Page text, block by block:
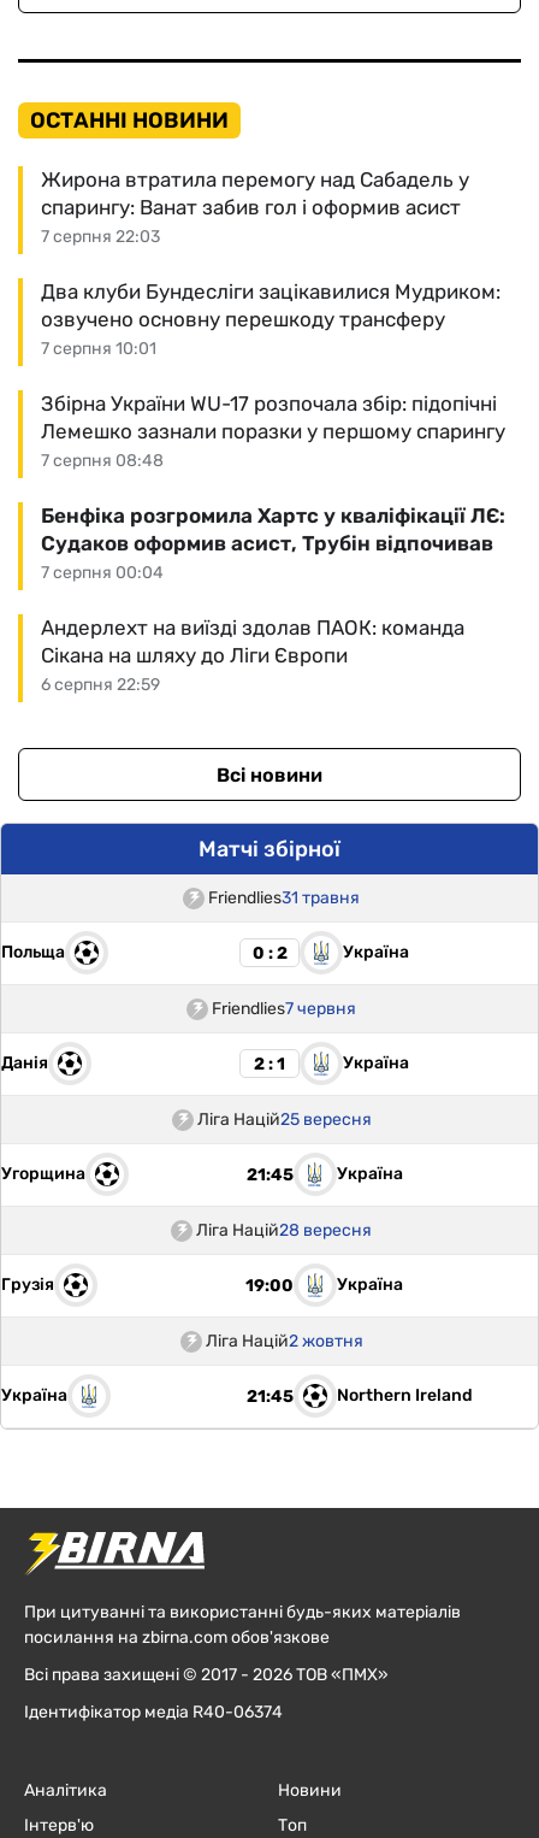
ОСТАННІ НОВИНИ
7 серпня 22:03
Жирона втратила перемогу над Сабадель у
спарингу: Ванат забив гол і оформив асист
7 серпня 10:01
Два клуби Бундесліги зацікавилися Мудриком:
озвучено основну перешкоду трансферу
7 серпня 08:48
Збірна України WU-17 розпочала збір: підопічні
Лемешко зазнали поразки у першому спарингу
7 серпня 00:04
Бенфіка розгромила Хартс у кваліфікації ЛЄ:
Судаков оформив асист, Трубін відпочивав
6 серпня 22:59
Андерлехт на виїзді здолав ПАОК: команда
Сікана на шляху до Ліги Європи
Всі новини
Матчі збірної
Friendlies31 травня
Польща 0 : 2 Україна
Friendlies7 червня
Данія 2 : 1 Україна
Ліга Націй25 вересня
Угорщина 21:45 Україна
Ліга Націй28 вересня
Грузія 19:00 Україна
Ліга Націй2 жовтня
Україна 21:45 Northern Ireland
При цитуванні та використанні будь-яких матеріалів
посилання на zbirna.com обов'язкове
Всі права захищені © 2017 - 2026 ТОВ «ПМХ»
Ідентифікатор медіа R40-06374
Аналітика
Інтерв'ю
Новини
Топ